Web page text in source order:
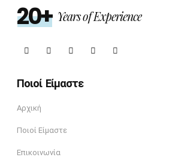
20+ Years of Experience
Ποιοί Είμαστε
Αρχική
Ποιοί Είμαστε
Επικοινωνία